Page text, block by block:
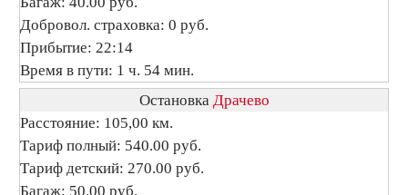
Добровол. страховка: 0 руб.
Прибытие: 22:14
Время в пути: 1 ч. 54 мин.
Остановка Драчево
Расстояние: 105,00 км.
Тариф полный: 540.00 руб.
Тариф детский: 270.00 руб.
Багаж: 50.00 руб.